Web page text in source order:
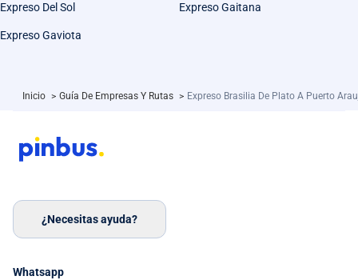
Expreso Del Sol Expreso Gaitana
Expreso Gaviota
Inicio > Guía De Empresas Y Rutas > Expreso Brasilia De Plato A Puerto
¿Necesitas ayuda?
Whatsapp